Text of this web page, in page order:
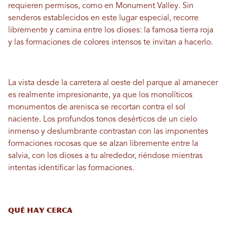
requieren permisos, como en Monument Valley. Sin
senderos establecidos en este lugar especial, recorre
libremente y camina entre los dioses: la famosa tierra roja
y las formaciones de colores intensos te invitan a hacerlo.
La vista desde la carretera al oeste del parque al amanecer
es realmente impresionante, ya que los monolíticos
monumentos de arenisca se recortan contra el sol
naciente. Los profundos tonos desérticos de un cielo
inmenso y deslumbrante contrastan con las imponentes
formaciones rocosas que se alzan libremente entre la
salvia, con los dioses a tu alrededor, riéndose mientras
intentas identificar las formaciones.
QUÉ HAY CERCA